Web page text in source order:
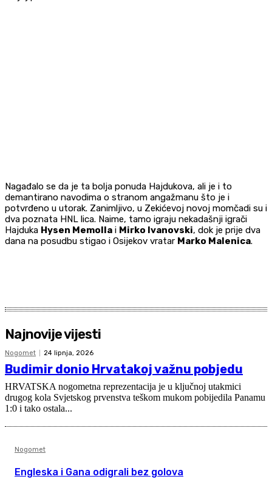
Nagađalo se da je ta bolja ponuda Hajdukova, ali je i to
demantirano navodima o stranom angažmanu što je i
potvrđeno u utorak. Zanimljivo, u Zekićevoj novoj momčadi su i
dva poznata HNL lica. Naime, tamo igraju nekadašnji igrači
Hajduka Hysen Memolla i Mirko Ivanovski, dok je prije dva
dana na posudbu stigao i Osijekov vratar Marko Malenica.
Najnovije vijesti
Nogomet 24 lipnja, 2026
Budimir donio Hrvatakoj važnu pobjedu
HRVATSKA nogometna reprezentacija je u ključnoj utakmici
drugog kola Svjetskog prvenstva teškom mukom pobijedila Panamu
1:0 i tako ostala...
Nogomet
Engleska i Gana odigrali bez golova